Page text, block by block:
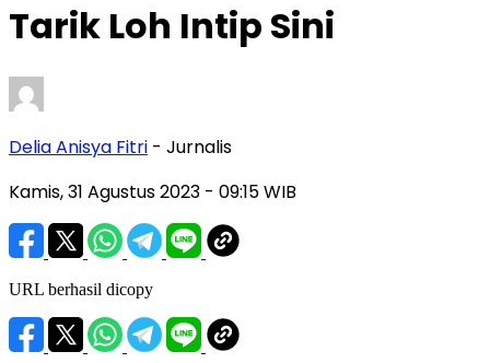
Tarik Loh Intip Sini
Delia Anisya Fitri - Jurnalis
Kamis, 31 Agustus 2023 - 09:15 WIB
URL berhasil dicopy